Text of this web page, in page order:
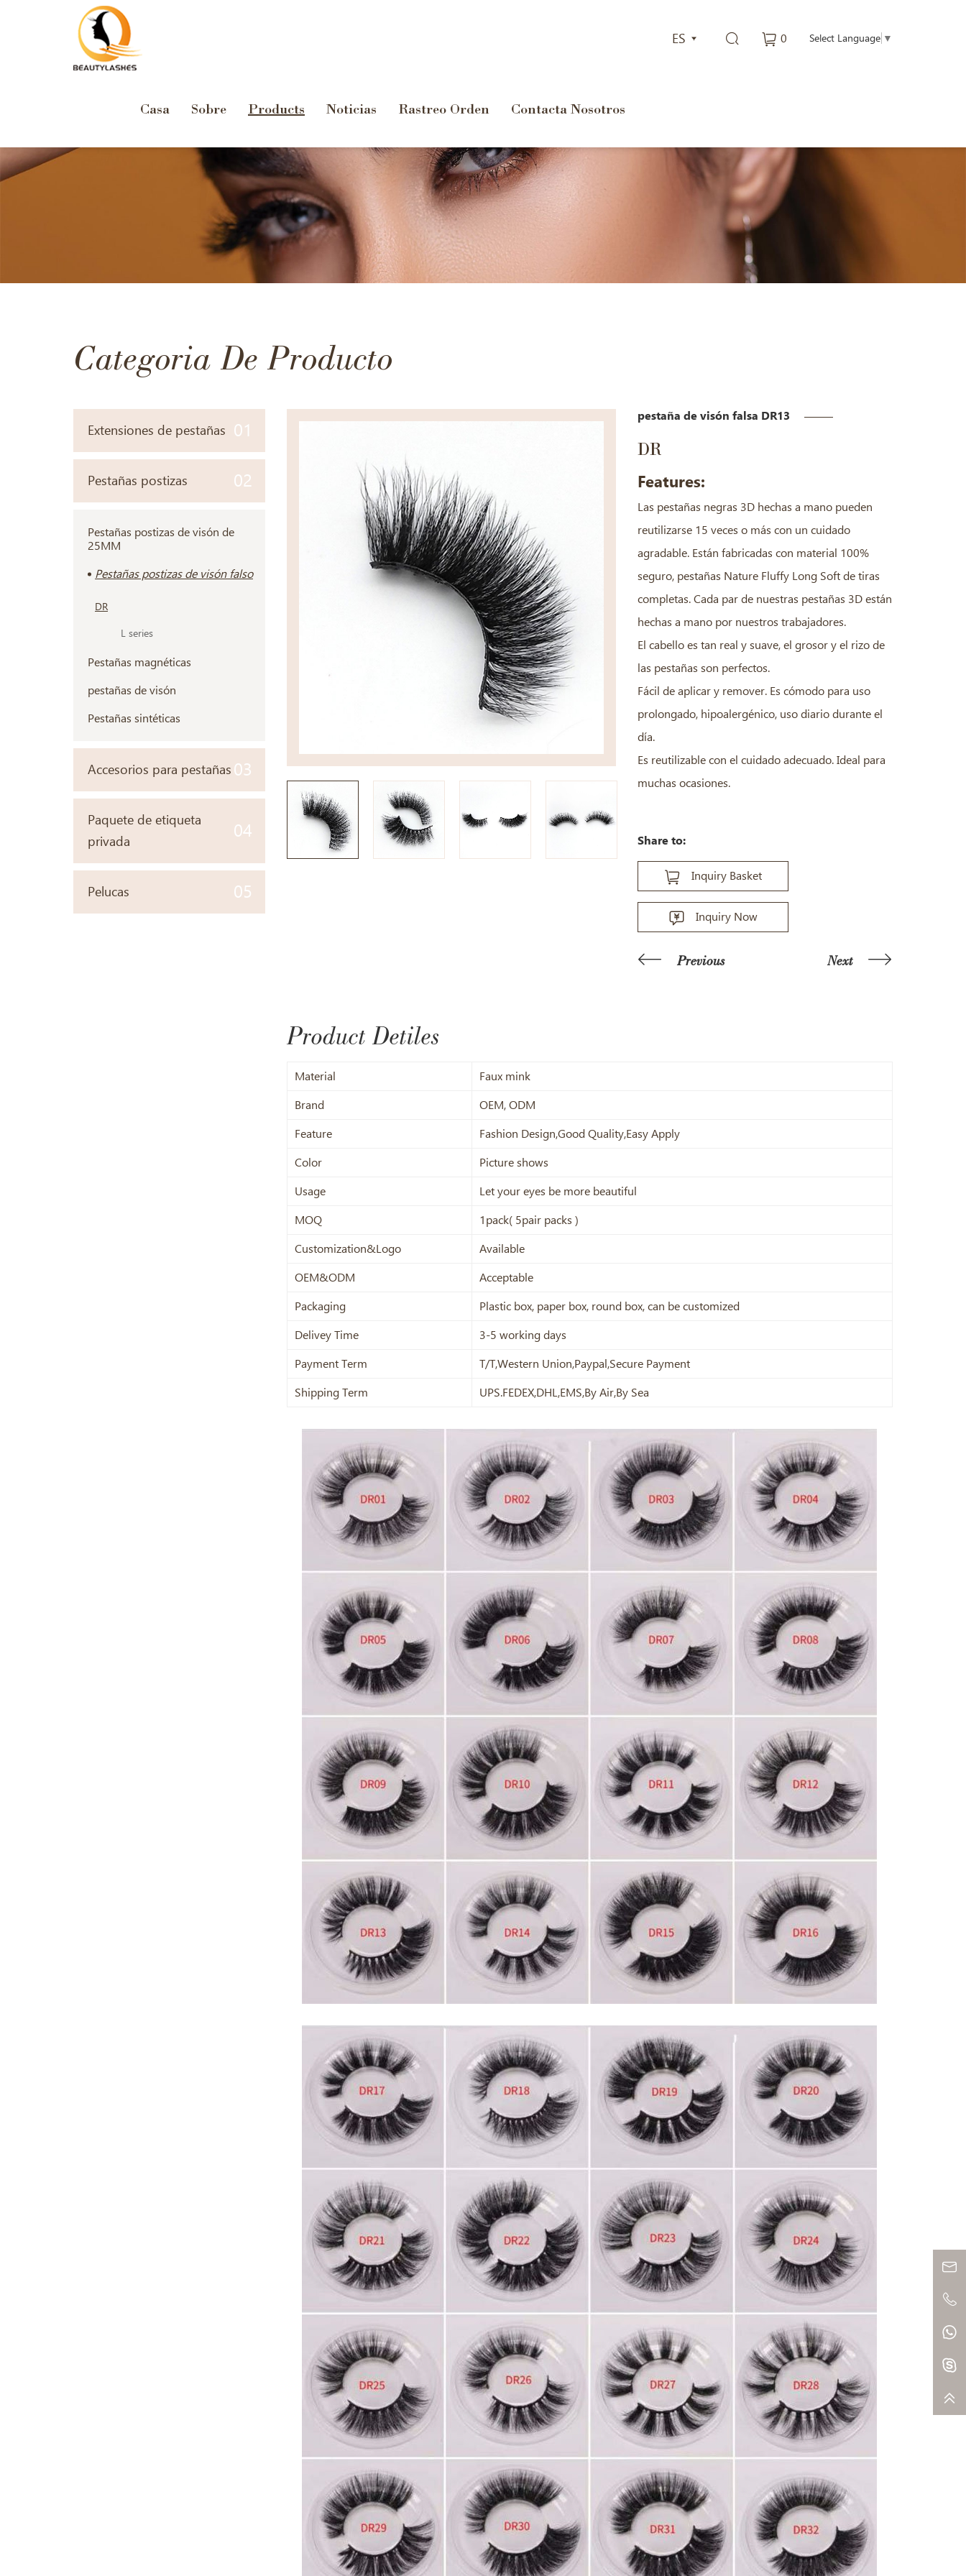
Select Language ▼
0
ES
Casa Sobre Products Noticias Rastreo Orden Contacta Nosotros
Categoria De Producto
Extensiones de pestañas 01
Pestañas postizas 02
Pestañas postizas de visón de
25MM
Pestañas postizas de visón falso
DR
L series
Pestañas magnéticas
pestañas de visón
Pestañas sintéticas
Accesorios para pestañas 03
Paquete de etiqueta
privada
04
Pelucas 05
pestaña de visón falsa DR13
DR
Features:
Las pestañas negras 3D hechas a mano pueden
reutilizarse 15 veces o más con un cuidado
agradable. Están fabricadas con material 100%
seguro, pestañas Nature Fluffy Long Soft de tiras
completas. Cada par de nuestras pestañas 3D están
hechas a mano por nuestros trabajadores.
El cabello es tan real y suave, el grosor y el rizo de
las pestañas son perfectos.
Fácil de aplicar y remover. Es cómodo para uso
prolongado, hipoalergénico, uso diario durante el
día.
Es reutilizable con el cuidado adecuado. Ideal para
muchas ocasiones.
Share to:
Inquiry Basket
Inquiry Now
Previous Next
Product Detiles
Material Faux mink
Brand OEM, ODM
Feature Fashion Design,Good Quality,Easy Apply
Color Picture shows
Usage Let your eyes be more beautiful
MOQ 1pack( 5pair packs )
Customization&Logo Available
OEM&ODM Acceptable
Packaging Plastic box, paper box, round box, can be customized
Delivey Time 3-5 working days
Payment Term T/T,Western Union,Paypal,Secure Payment
Shipping Term UPS.FEDEX,DHL,EMS,By Air,By Sea